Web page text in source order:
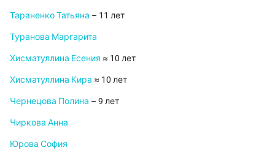
Тараненко Татьяна – 11 лет
Туранова Маргарита
Хисматуллина Есения ≈ 10 лет
Хисматуллина Кира ≈ 10 лет
Чернецова Полина – 9 лет
Чиркова Анна
Юрова София